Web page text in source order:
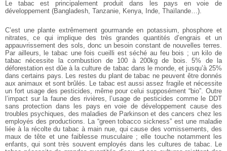
Le tabac est principalement produit dans les pays en voie de
développement (Bangladesh, Tanzanie, Kenya, Inde, Thaïlande…).
C’est une plante extrêmement gourmande en potassium, phosphore et
nitrates, ce qui implique des très grandes quantités d’engrais et un
appauvrissement des sols, donc un besoin constant de nouvelles terres.
Par ailleurs, le tabac une fois cueilli est séché au feu bois ; un kilo de
tabac nécessite la combustion de 100 à 200kg de bois. 5% de la
déforestation est dûe à la culture de tabac dans le monde, et jusqu’à 25%
dans certains pays. Les restes du plant de tabac ne peuvent être donnés
aux animaux et sont brûlés.
Le tabac est aussi assez fragile et nécessite
un fort usage des pesticides, même pour celui supposément “bio”. Outre
l’impact sur la faune des rivières, l’usage de pesticides comme le DDT
sans protection dans les pays en voie de développement cause des
troubles psychiques, des maladies de Parkinson et des cancers chez les
employés des productions. La “green tobacco sickness” est une maladie
liée à la récolte du tabac à main nue, qui cause des vomissements, des
maux de tête et une faiblesse musculaire ; elle touche notamment les
enfants, qui sont très souvent employés dans les cultures de tabac.
Le